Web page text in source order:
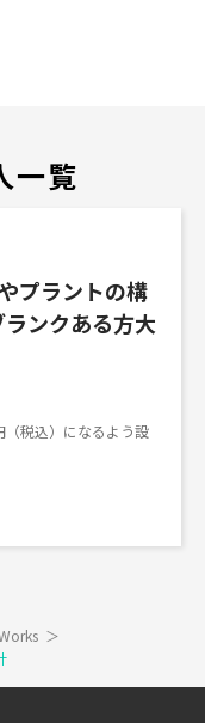
一覧
プラントの構
ンクある方大
税込）になるよう設
＞